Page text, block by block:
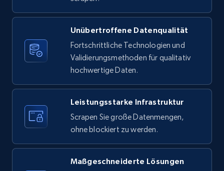
323+
Etsy - Collects data from shop's URL
URL, Product id, Listing inventory id, Title, Rating,
price, and more.
1.9K+ 323+ Gratis testen
Amazon products search
Unübertroffene Datenqualität
Fortschrittliche Technologien und
Validierungsmethoden für qualitativ
hochwertige Daten.
Leistungsstarke Infrastruktur
Scrapen Sie große Datenmengen,
ohne blockiert zu werden.
Maßgeschneiderte Lösungen